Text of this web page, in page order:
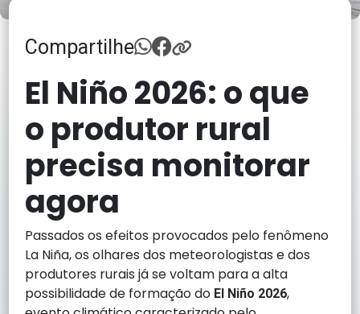
Compartilhe
El Niño 2026: o que
o produtor rural
precisa monitorar
agora
Passados os efeitos provocados pelo fenômeno
La Niña, os olhares dos meteorologistas e dos
produtores rurais já se voltam para a alta
possibilidade de formação do El Niño 2026,